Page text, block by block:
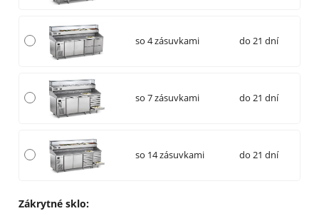
so 4 zásuvkami do 21 dní
so 7 zásuvkami do 21 dní
so 14 zásuvkami do 21 dní
Zákrytné sklo: